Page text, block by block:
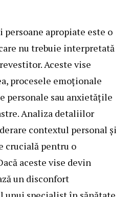
persoane apropiate este o
nu trebuie interpretată
Aceste vise
procesele emoționale
personale sau anxietățile
Analiza detaliilor
contextul personal și
crucială pentru o
aceste vise devin
un disconfort